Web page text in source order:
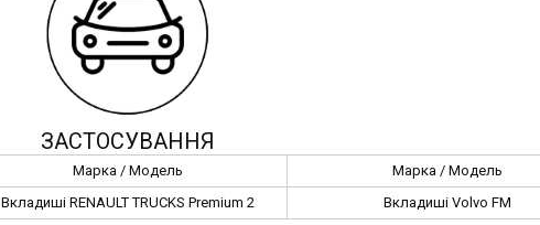
ЗАСТОСУВАННЯ
Марка / Модель
Марка / Модель
Вкладиші RENAULT TRUCKS Premium 2 Вкладиші Volvo FM